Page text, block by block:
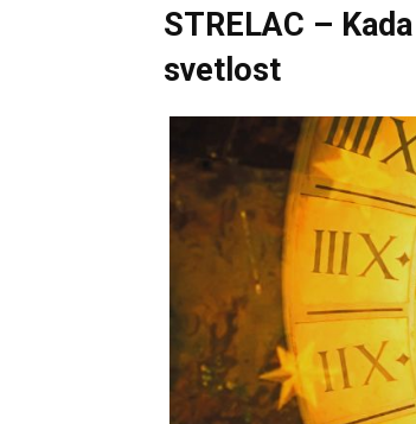
STRELAC –
svetlost